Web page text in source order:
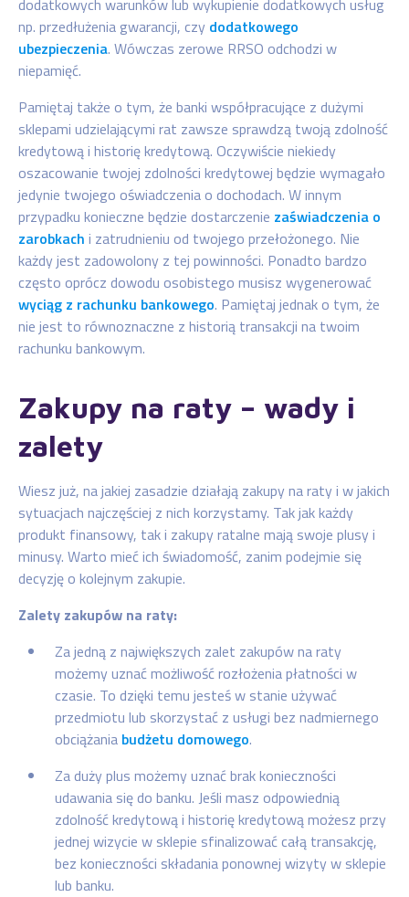
dodatkowych warunków lub wykupienie dodatkowych usług
np. przedłużenia gwarancji, czy dodatkowego
ubezpieczenia. Wówczas zerowe RRSO odchodzi w
niepamięć.
Pamiętaj także o tym, że banki współpracujące z dużymi
sklepami udzielającymi rat zawsze sprawdzą twoją zdolność
kredytową i historię kredytową. Oczywiście niekiedy
oszacowanie twojej zdolności kredytowej będzie wymagało
jedynie twojego oświadczenia o dochodach. W innym
przypadku konieczne będzie dostarczenie zaświadczenia o
zarobkach i zatrudnieniu od twojego przełożonego. Nie
każdy jest zadowolony z tej powinności. Ponadto bardzo
często oprócz dowodu osobistego musisz wygenerować
wyciąg z rachunku bankowego. Pamiętaj jednak o tym, że
nie jest to równoznaczne z historią transakcji na twoim
rachunku bankowym.
Zakupy na raty – wady i
zalety
Wiesz już, na jakiej zasadzie działają zakupy na raty i w jakich
sytuacjach najczęściej z nich korzystamy. Tak jak każdy
produkt finansowy, tak i zakupy ratalne mają swoje plusy i
minusy. Warto mieć ich świadomość, zanim podejmie się
decyzję o kolejnym zakupie.
Zalety zakupów na raty:
Za jedną z największych zalet zakupów na raty
możemy uznać możliwość rozłożenia płatności w
czasie. To dzięki temu jesteś w stanie używać
przedmiotu lub skorzystać z usługi bez nadmiernego
obciążania budżetu domowego.
Za duży plus możemy uznać brak konieczności
udawania się do banku. Jeśli masz odpowiednią
zdolność kredytową i historię kredytową możesz przy
jednej wizycie w sklepie sfinalizować całą transakcję,
bez konieczności składania ponownej wizyty w sklepie
lub banku.